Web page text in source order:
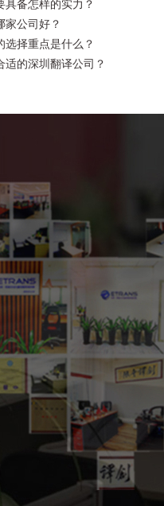
具备怎样的实力？
家公司好？
选择重点是什么？
适的深圳翻译公司？